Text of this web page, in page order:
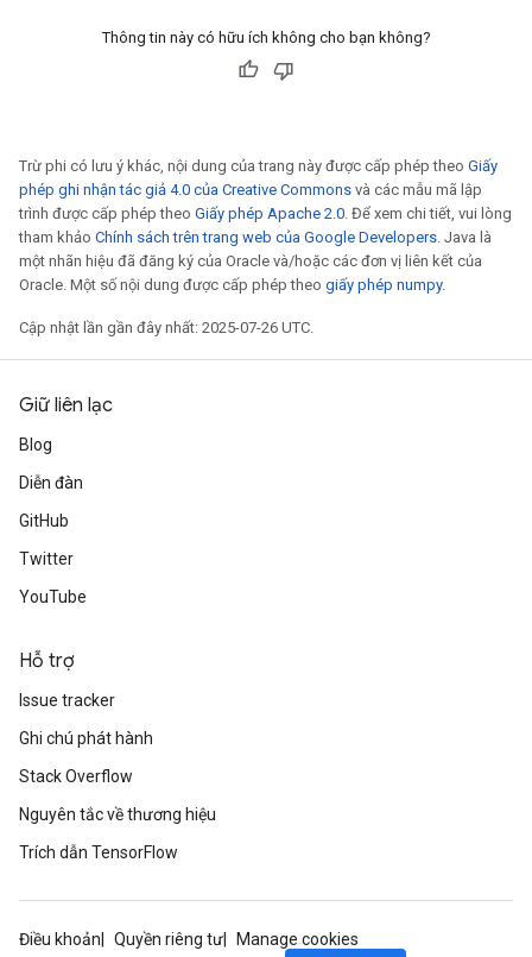
Thông tin này có hữu ích không cho bạn không?
Trừ phi có lưu ý khác, nội dung của trang này được cấp phép theo Giấy
phép ghi nhận tác giả 4.0 của Creative Commons và các mẫu mã lập
trình được cấp phép theo Giấy phép Apache 2.0. Để xem chi tiết, vui lòng
tham khảo Chính sách trên trang web của Google Developers. Java là
một nhãn hiệu đã đăng ký của Oracle và/hoặc các đơn vị liên kết của
Oracle. Một số nội dung được cấp phép theo giấy phép numpy.
Cập nhật lần gần đây nhất: 2025-07-26 UTC.
Giữ liên lạc
Blog
Diễn đàn
GitHub
Twitter
YouTube
Hỗ trợ
Issue tracker
Ghi chú phát hành
Stack Overflow
Nguyên tắc về thương hiệu
Trích dẫn TensorFlow
Điều khoản Quyền riêng tư
Manage cookies